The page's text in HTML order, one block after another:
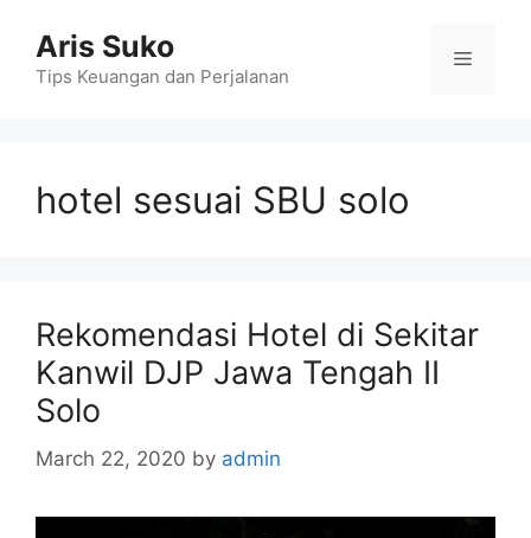
content
Aris Suko
Tips Keuangan dan Perjalanan
Menu
hotel sesuai SBU solo
Rekomendasi Hotel di Sekitar
Kanwil DJP Jawa Tengah II
Solo
March 22, 2020 by admin